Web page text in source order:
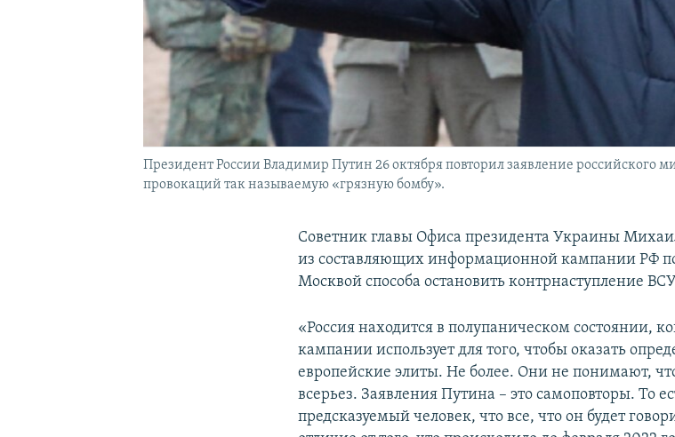
Президент России Владимир Путин 26 октября повторил заявление российского
провокаций так называемую «грязную бомбу».
Советник главы Офиса президента Украины
из составляющих информационной кампании РФ
Москвой способа остановить контрнаступление
«Россия находится в полупаническом состоянии,
кампании использует для того, чтобы оказать
европейские элиты. Не более. Они не понимают,
всерьез. Заявления Путина – это самоповторы. То
предсказуемый человек, что все, что он будет